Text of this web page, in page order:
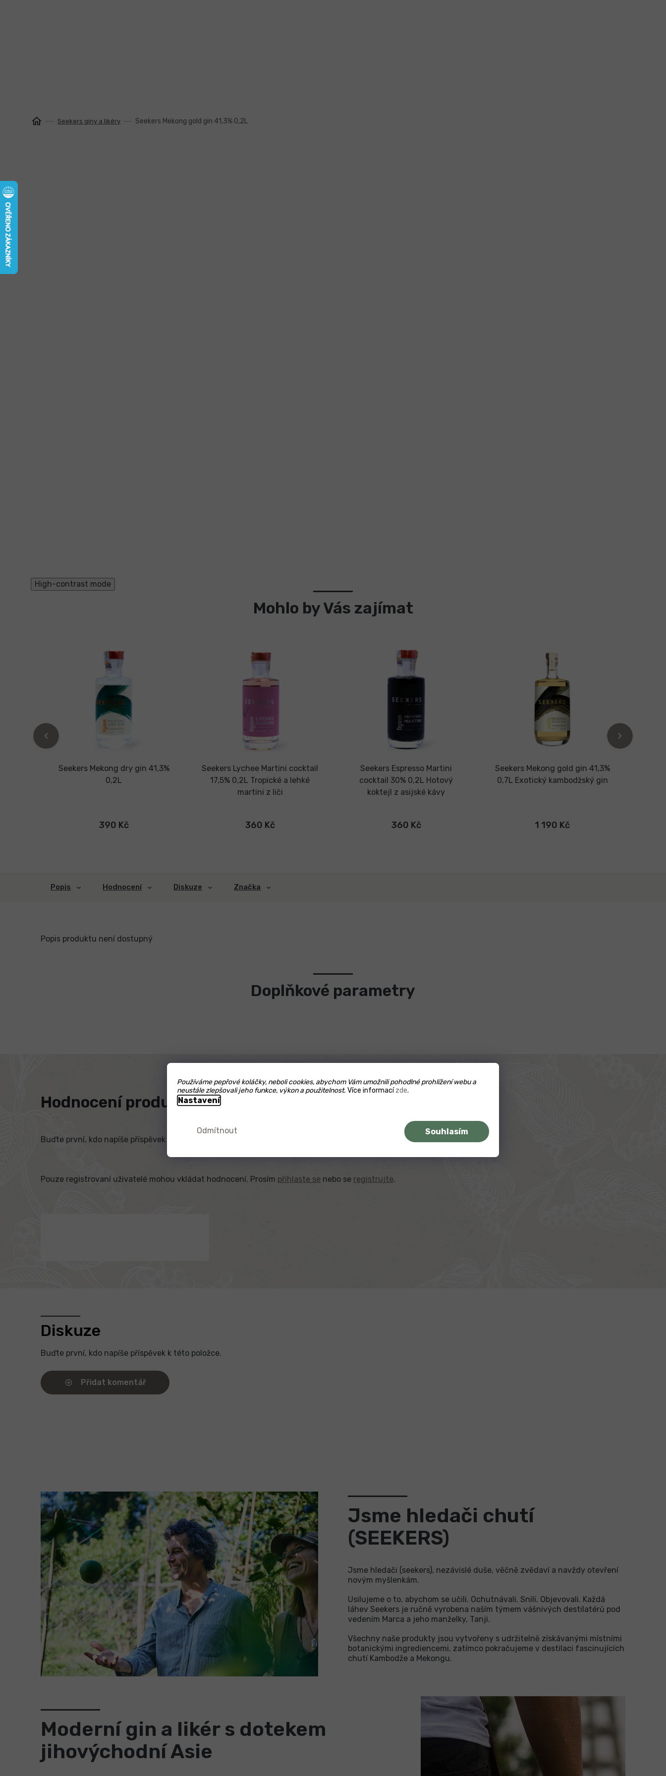
Používáme pepřové koláčky, neboli cookies, abychom Vám umožnili pohodlné prohlížení webu a
neustále zlepšovali jeho funkce, výkon a použitelnost. Více informacízde.
Nastavení
Odmítnout Souhlasím
Seekers giny a likéry Seekers Mekong gold gin 41,3% 0,2L
High-contrast mode
Mohlo by Vás zajímat
Seekers Mekong dry gin 41,3%
0,2L
390 Kč
Seekers Lychee Martini cocktail
17,5% 0,2L Tropické a lehké
martini z liči
360 Kč
Seekers Espresso Martini
cocktail 30% 0,2L Hotový
koktejl z asijské kávy
360 Kč
Seekers Mekong gold gin 41,3%
0,7L Exotický kambodžský gin
1 190 Kč
Popis Hodnocení Diskuze Značka
Popis produktu není dostupný
Doplňkové parametry
Hodnocení produktu
Buďte první, kdo napíše příspěvek k této položce.
Pouze registrovaní uživatelé mohou vkládat hodnocení. Prosím přihlaste se nebo se registrujte.
Diskuze
Buďte první, kdo napíše příspěvek k této položce.
Přidat komentář
Jsme hledači chutí
(SEEKERS)
Jsme hledači (seekers), nezávislé duše, věčně zvědaví a navždy otevření
novým myšlenkám.
Usilujeme o to, abychom se učili. Ochutnávali. Snili. Objevovali. Každá
láhev Seekers je ručně vyrobena naším týmem vášnivých destilatérů pod
vedením Marca a jeho manželky, Tanji.
Všechny naše produkty jsou vytvořeny s udržitelně získávanými místními
botanickými ingrediencemi, zatímco pokračujeme v destilaci fascinujících
chutí Kambodže a Mekongu.
Moderní gin a likér s dotekem
jihovýchodní Asie